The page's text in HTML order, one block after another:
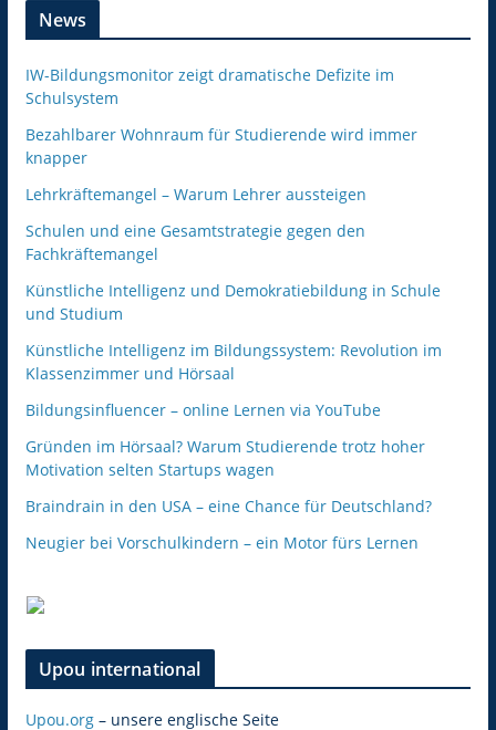
News
IW-Bildungsmonitor zeigt dramatische Defizite im
Schulsystem
Bezahlbarer Wohnraum für Studierende wird immer
knapper
Lehrkräftemangel – Warum Lehrer aussteigen
Schulen und eine Gesamtstrategie gegen den
Fachkräftemangel
Künstliche Intelligenz und Demokratiebildung in Schule
und Studium
Künstliche Intelligenz im Bildungssystem: Revolution im
Klassenzimmer und Hörsaal
Bildungsinfluencer – online Lernen via YouTube
Gründen im Hörsaal? Warum Studierende trotz hoher
Motivation selten Startups wagen
Braindrain in den USA – eine Chance für Deutschland?
Neugier bei Vorschulkindern – ein Motor fürs Lernen
Upou international
Upou.org– unsere englische Seite